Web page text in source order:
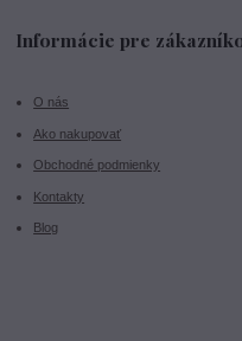
Informácie pre
O nás
Ako nakupovať
Obchodné podmienky
Kontakty
Blog